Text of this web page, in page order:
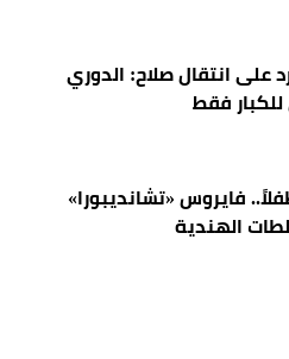
على انتقال صلاح: الدوري
فقط
22 طفلاً.. فايروس «تشانديبورا»
الهندية